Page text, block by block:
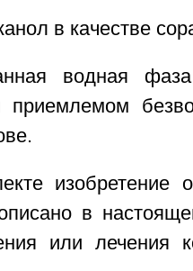
в качестве
водная
приемлемом
изобретение
в
или лечения